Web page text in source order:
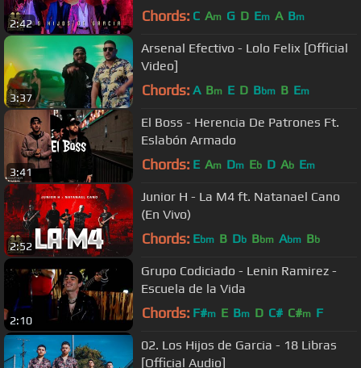
2:42
Audio]
Chords: C Am G D Em A Bm
3:37
Arsenal Efectivo - Lolo Felix [Official
Video]
Chords: A Bm E D Bbm B Em
3:41
El Boss - Herencia De Patrones Ft.
Eslabón Armado
Chords: E Am Dm Eb D Ab Em
2:52
Junior H - La M4 ft. Natanael Cano
(En Vivo)
Chords: Ebm B Db Bbm Abm Bb
2:10
Grupo Codiciado - Lenin Ramirez -
Escuela de la Vida
Chords: F#m E Bm D C# C#m F
02. Los Hijos de Garcia - 18 Libras
[Official Audio]